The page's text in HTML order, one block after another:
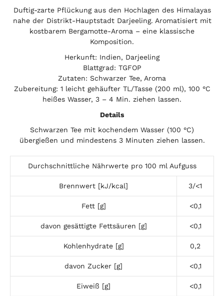
product
is
available:
Duftig-zarte Pflückung aus den Hochlagen des Himalayas
nahe der Distrikt-Hauptstadt Darjeeling. Aromatisiert mit
kostbarem Bergamotte-Aroma – eine klassische
Komposition.
Herkunft: Indien, Darjeeling
Blattgrad: TGFOP
Zutaten: Schwarzer Tee, Aroma
Zubereitung: 1 leicht gehäufter TL/Tasse (200 ml), 100 °C
heißes Wasser, 3 – 4 Min. ziehen lassen.
Details
Schwarzen Tee mit kochendem Wasser (100 °C)
übergießen und mindestens 3 Minuten ziehen lassen.
Durchschnittliche Nährwerte pro 100 ml Aufguss
Brennwert [kJ/kcal] 3/<1
Fett [g] <0,1
davon gesättigte Fettsäuren [g] <0,1
Kohlenhydrate [g] 0,2
davon Zucker [g] <0,1
Eiweiß [g] <0,1